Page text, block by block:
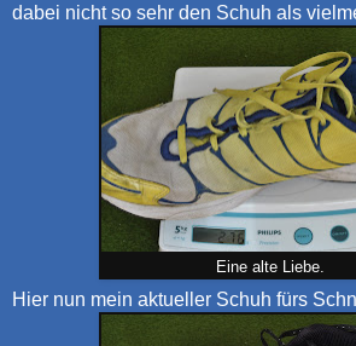
dabei nicht so sehr den Schuh als
Eine alte Liebe.
Hier nun mein aktueller Schuh fürs